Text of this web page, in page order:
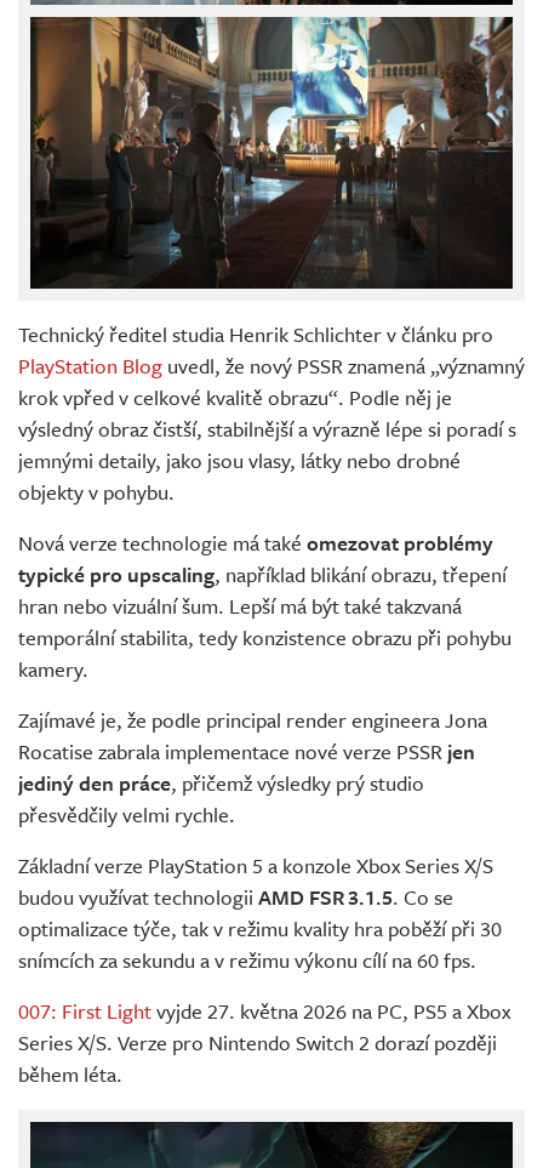
Technický ředitel studia Henrik Schlichter v článku pro
PlayStation Blog uvedl, že nový PSSR znamená „významný
krok vpřed v celkové kvalitě obrazu“. Podle něj je
výsledný obraz čistší, stabilnější a výrazně lépe si poradí s
jemnými detaily, jako jsou vlasy, látky nebo drobné
objekty v pohybu.
Nová verze technologie má také omezovat problémy
typické pro upscaling, například blikání obrazu, třepení
hran nebo vizuální šum. Lepší má být také takzvaná
temporální stabilita, tedy konzistence obrazu při pohybu
kamery.
Zajímavé je, že podle principal render engineera Jona
Rocatise zabrala implementace nové verze PSSR jen
jediný den práce, přičemž výsledky prý studio
přesvědčily velmi rychle.
Základní verze PlayStation 5 a konzole Xbox Series X/S
budou využívat technologii AMD FSR 3.1.5. Co se
optimalizace týče, tak v režimu kvality hra poběží při 30
snímcích za sekundu a v režimu výkonu cílí na 60 fps.
007: First Lightvyjde 27. května 2026 na PC, PS5 a Xbox
Series X/S. Verze pro Nintendo Switch 2 dorazí později
během léta.